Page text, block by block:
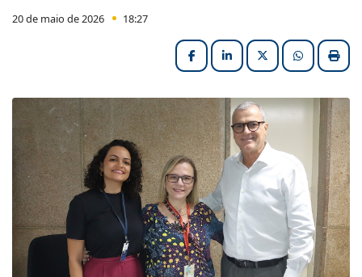
20 de maio de 2026 18:27
FacebookLinkedInX (formerly